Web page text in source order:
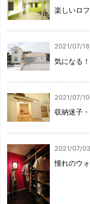
楽しいロ
2021/07/18
気になる
2021/07/10
収納迷子・
2021/07/03
憧れのウ